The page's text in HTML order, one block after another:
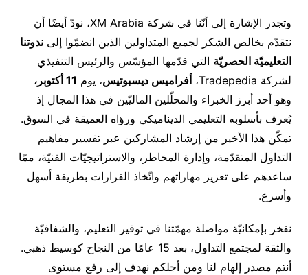
وتجدر الإشارة إلى أنّنا في شركة XM Arabia، نودّ أيضًا أن
نتقدّم بخالص الشكر لجميع المتداولين الذين انضمّوا إلى ندوتنا
التعليميّة الحصريّة التي قدّمها المؤسّس والرئيس التنفيذي
لشركة Tradepedia،
أفراميس ديسبوتيس، يوم 11 أكتوبر،
وهو أحد أبرز الخبراء والمحلّلين الماليّين في هذا المجال إذ
يُعرف بأسلوبه التعليمي الديناميكي ورؤاه العميقة في السوق.
تمكّن هذا الأخير من إرشاد المشاركين عبر تفسير مفاهيم
التداول المتقدّمة، وإدارة المخاطر، والاستراتيجيّات الفنيّة، ممّا
ساعدهم على تعزيز مهاراتهم واتّخاذ القرارات بطريقة أسهل
وأسرع.
نفخر بإمكانيّة مواصلة مهمّتنا في توفير التعليم، والشفافيّة
والثقة لمجتمع التداول، بعد 15 عامًا من النجاح كوسيط ذهبي.
أنتم مصدر إلهام لنا ومن أجلكم نهدف إلى رفع مستوى